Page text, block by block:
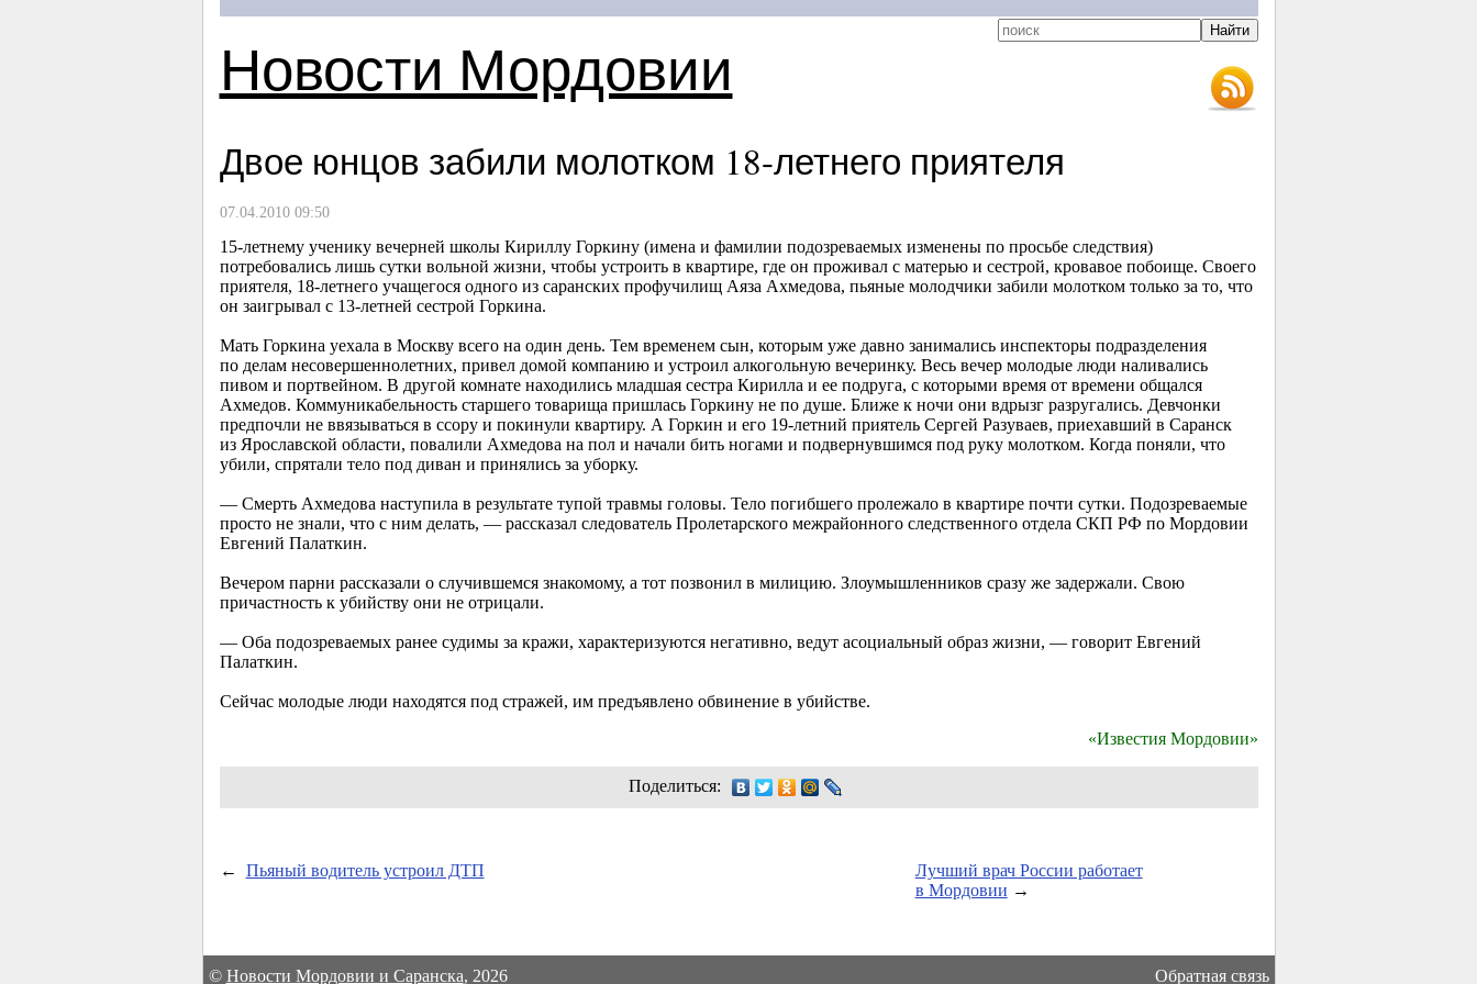
Новости Мордовии
Двое юнцов забили молотком 18-летнего приятеля
07.04.2010 09:50
15-летнемуученику вечерней школы Кириллу Горкину (имена и фамилии подозреваемых изменены по просьбе следствия)
потребовались лишь сутки вольной жизни, чтобы устроить в квартире, где он проживал с матерью и сестрой, кровавое побоище. Своего
приятеля, 18-летнегоучащегося одного из саранских профучилищ Аяза Ахмедова, пьяные молодчики забили молотком только за то, что
он заигрывал с 13-летней сестрой Горкина.
Мать Горкина уехала в Москву всего на один день. Тем временем сын, которым уже давно занимались инспекторы подразделения
по делам несовершеннолетних, привел домой компанию и устроил алкогольную вечеринку. Весь вечер молодые люди наливались
пивом и портвейном. В другой комнате находились младшая сестра Кирилла и ее подруга, с которыми время от времени общался
Ахмедов. Коммуникабельность старшего товарища пришлась Горкину не по душе. Ближе к ночи они вдрызг разругались. Девчонки
предпочли не ввязываться в ссору и покинули квартиру. А Горкин и его 19-летний приятель Сергей Разуваев, приехавший в Саранск
из Ярославской области, повалили Ахмедова на пол и начали бить ногами и подвернувшимся под руку молотком. Когда поняли, что
убили, спрятали тело под диван и принялись за уборку.
— Смерть Ахмедова наступила в результате тупой травмы головы. Тело погибшего пролежало в квартире почти сутки. Подозреваемые
просто не знали, что с ним делать, — рассказал следователь Пролетарского межрайонного следственного отдела СКП РФ по Мордовии
Евгений Палаткин.
Вечером парни рассказали о случившемся знакомому, а тот позвонил в милицию. Злоумышленников сразу же задержали. Свою
причастность к убийству они не отрицали.
— Оба подозреваемых ранее судимы за кражи, характеризуются негативно, ведут асоциальный образ жизни, — говорит Евгений
Палаткин.
Сейчас молодые люди находятся под стражей, им предъявлено обвинение в убийстве.
«Известия Мордовии»
Поделиться:
← Пьяный водитель устроил ДТП
Лучший врач России работает
в Мордовии →
© Новости Мордовии и Саранска, 2026 Обратная связь